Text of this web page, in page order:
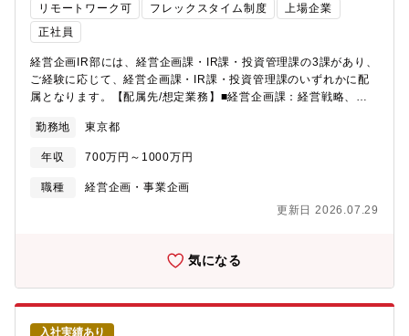
リモートワーク可 フレックスタイム制度
上場企業
正社員
経営企画IR部には、経営企画課・IR課・投資管理課の3課があり、
ご経験に応じて、経営企画課・IR課・投資管理課のいずれかに配
属となります。【配属先/想定業務】■経営企画課：経営戦略、中
課：機関投資家向けIR業務、東証開示業務、有価証券報告書等金
融庁対応業務■投資管理課：ガバナンス含めた子会社管理業務、投
資会計業務、投融資管理業務【仕事の魅力】●海外にも積極的に進
出しており、グローバルな視点で経営を支援する業務に携われま
勤務地 東京都
年収 700万円～1000万円
職種
経営企画・事業企画
更新日 2026.07.29
気になる
入社実績あり